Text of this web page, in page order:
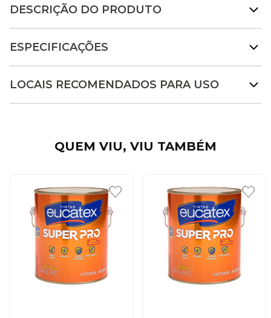
DESCRIÇÃO DO PRODUTO
ESPECIFICAÇÕES
LOCAIS RECOMENDADOS PARA USO
QUEM VIU, VIU TAMBÉM